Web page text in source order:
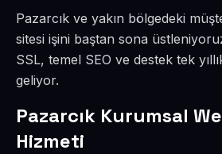
Pazarcık ve yakın bölgedeki
sitesi işini baştan sona
SSL, temel SEO ve destek tek
geliyor.
Pazarcık Kurumsal
Hizmeti